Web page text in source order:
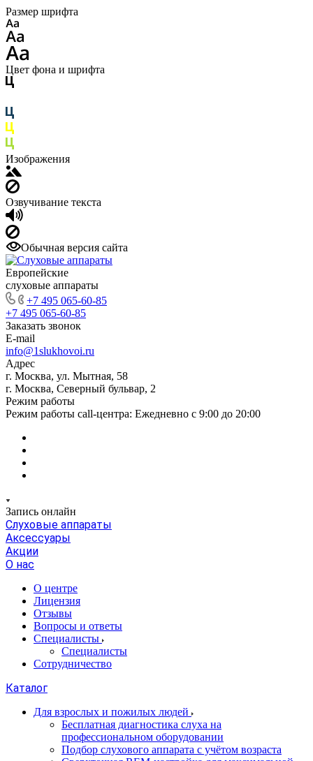
Размер шрифта
Цвет фона и шрифта
Изображения
Озвучивание текста
Обычная версия сайта
Европейские
слуховые аппараты
+7 495 065-60-85
+7 495 065-60-85
Заказать звонок
E-mail
info@1slukhovoi.ru
Адрес
г. Москва, ул. Мытная, 58
г. Москва, Северный бульвар, 2
Режим работы
Режим работы call-центра: Ежедневно с 9:00 до 20:00
Запись онлайн
Слуховые аппараты
Аксессуары
Акции
О нас
О центре
Лицензия
Отзывы
Вопросы и ответы
Специалисты
Специалисты
Сотрудничество
Каталог
Для взрослых и пожилых людей
Бесплатная диагностика слуха на
профессиональном оборудовании
Подбор слухового аппарата с учётом возраста